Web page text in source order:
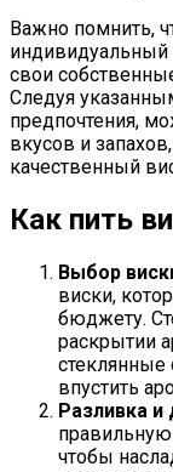
Важно помнить,
свои
Следуя
предпочтения,
вкусов и
качественный
Как пить
Выбор
виски,
бюджету.
раскрытии
впустить
Разливка и
чтобы